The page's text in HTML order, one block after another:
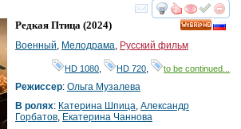
смотреть
Редкая Птица (2024)
Военный Мелодрама Русский фильм
HD 1080 HD 720 to be continued...
Режиссер: Ольга Музалева
В ролях: Катерина Шпица Александр
Горбатов Екатерина Чаннова